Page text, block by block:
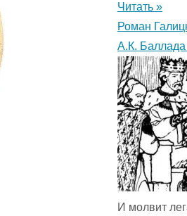
Читать »
Роман
А.К. Баллада
И молвит